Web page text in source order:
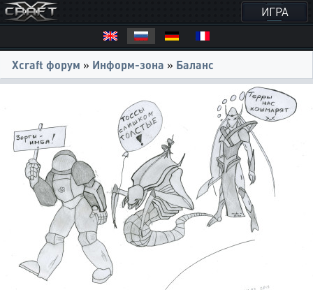
ИГРА
Xcraft форум » Информ-зона » Баланс